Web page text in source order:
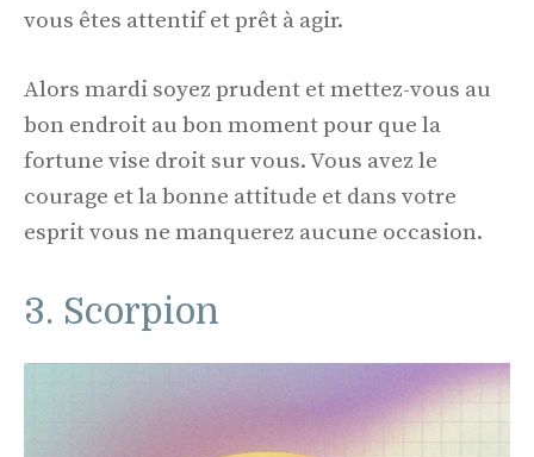
vous êtes attentif et prêt à agir.
Alors mardi soyez prudent et mettez-vous au
bon endroit au bon moment pour que la
fortune vise droit sur vous. Vous avez le
courage et la bonne attitude et dans votre
esprit vous ne manquerez aucune occasion.
3. Scorpion